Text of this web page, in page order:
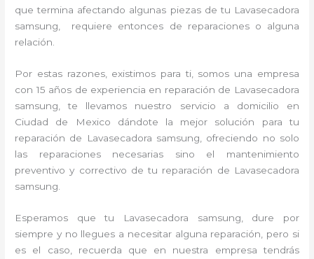
que termina afectando algunas piezas de tu Lavasecadora
samsung, requiere entonces de reparaciones o alguna
relación.
Por estas razones, existimos para ti, somos una empresa
con 15 años de experiencia en reparación de Lavasecadora
samsung, te llevamos nuestro servicio a domicilio en
Ciudad de Mexico dándote la mejor solución para tu
reparación de Lavasecadora samsung, ofreciendo no solo
las reparaciones necesarias sino el mantenimiento
preventivo y correctivo de tu reparación de Lavasecadora
samsung.
Esperamos que tu Lavasecadora samsung, dure por
siempre y no llegues a necesitar alguna reparación, pero si
es el caso, recuerda que en nuestra empresa tendrás